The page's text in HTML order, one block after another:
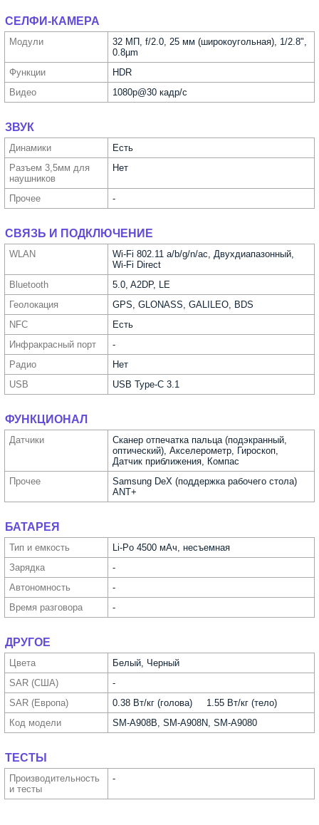
СЕЛФИ-КАМЕРА
Модули
32 МП, f/2.0, 25 мм (широкоугольная), 1/2.8",
0.8µm
Функ­ции
HDR
Видео
1080p@30 кадр/с
ЗВУК
Динамики
Есть
Разъем 3,5мм для
науш­ников
Нет
Прочее -
СВЯЗЬ И ПОДКЛЮЧЕНИЕ
WLAN
Wi-Fi 802.11 a/b/g/n/ac, Двухдиапазонный,
Wi-Fi Direct
Bluetooth
5.0, A2DP, LE
Геолока­ция
GPS, GLONASS, GALILEO, BDS
NFC
Есть
Инфра­красный порт
-
Радио
Нет
USB
USB Type-C 3.1
ФУНКЦИОНАЛ
Датчики
Сканер отпечатка пальца (подэкранный,
оптический), Акселерометр, Гироскоп,
Датчик приближения, Компас
Прочее
Samsung DeX (поддержка рабочего стола)
ANT+
БАТАРЕЯ
Тип и емкость
Li-Po 4500 мАч, несъемная
Зарядка
-
Автоно­мность
-
Время разговора
-
ДРУГОЕ
Цвета
Белый, Черный
SAR (США)
-
SAR (Европа)
0.38 Вт/кг (голова) 1.55 Вт/кг (тело)
Код модели
SM-A908B, SM-A908N, SM-A9080
ТЕСТЫ
Производи­тельность
и тесты
-